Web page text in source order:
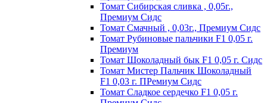
Томат Сибирская сливка , 0,05г.,
Премиум Сидс
Томат Смачный , 0,03г., Премиум Сидс
Томат Рyбинoвыe пaльчики F1 0,05 г.
Пpeмиyм
Томат Шоколадный бык F1 0,05 г. Сидс
Томат Мистер Пальчик Шоколадный
F1 0,03 г. ПРемиум Сидс
Томат Сладкое сердечко F1 0,05 г.